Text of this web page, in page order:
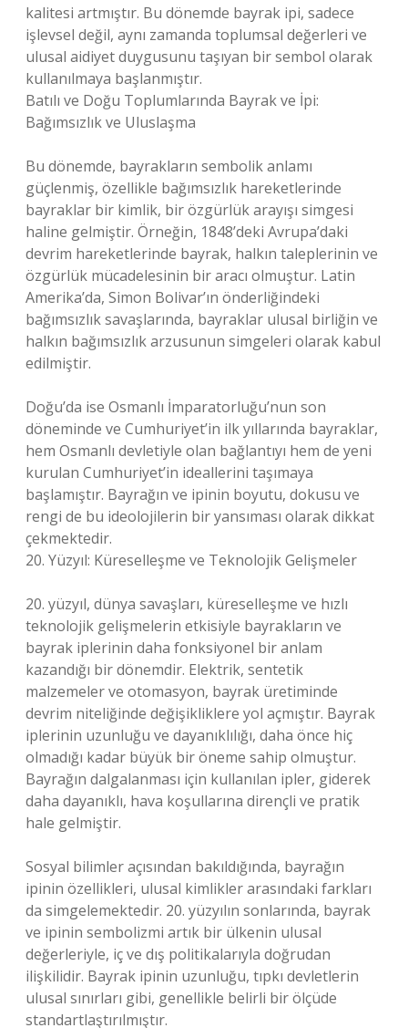
kalitesi artmıştır. Bu dönemde bayrak ipi, sadece
işlevsel değil, aynı zamanda toplumsal değerleri ve
ulusal aidiyet duygusunu taşıyan bir sembol olarak
kullanılmaya başlanmıştır.
Batılı ve Doğu Toplumlarında Bayrak ve İpi:
Bağımsızlık ve Uluslaşma
Bu dönemde, bayrakların sembolik anlamı
güçlenmiş, özellikle bağımsızlık hareketlerinde
bayraklar bir kimlik, bir özgürlük arayışı simgesi
haline gelmiştir. Örneğin, 1848’deki Avrupa’daki
devrim hareketlerinde bayrak, halkın taleplerinin ve
özgürlük mücadelesinin bir aracı olmuştur. Latin
Amerika’da, Simon Bolivar’ın önderliğindeki
bağımsızlık savaşlarında, bayraklar ulusal birliğin ve
halkın bağımsızlık arzusunun simgeleri olarak kabul
edilmiştir.
Doğu’da ise Osmanlı İmparatorluğu’nun son
döneminde ve Cumhuriyet’in ilk yıllarında bayraklar,
hem Osmanlı devletiyle olan bağlantıyı hem de yeni
kurulan Cumhuriyet’in ideallerini taşımaya
başlamıştır. Bayrağın ve ipinin boyutu, dokusu ve
rengi de bu ideolojilerin bir yansıması olarak dikkat
çekmektedir.
20. Yüzyıl: Küreselleşme ve Teknolojik Gelişmeler
20. yüzyıl, dünya savaşları, küreselleşme ve hızlı
teknolojik gelişmelerin etkisiyle bayrakların ve
bayrak iplerinin daha fonksiyonel bir anlam
kazandığı bir dönemdir. Elektrik, sentetik
malzemeler ve otomasyon, bayrak üretiminde
devrim niteliğinde değişikliklere yol açmıştır. Bayrak
iplerinin uzunluğu ve dayanıklılığı, daha önce hiç
olmadığı kadar büyük bir öneme sahip olmuştur.
Bayrağın dalgalanması için kullanılan ipler, giderek
daha dayanıklı, hava koşullarına dirençli ve pratik
hale gelmiştir.
Sosyal bilimler açısından bakıldığında, bayrağın
ipinin özellikleri, ulusal kimlikler arasındaki farkları
da simgelemektedir. 20. yüzyılın sonlarında, bayrak
ve ipinin sembolizmi artık bir ülkenin ulusal
değerleriyle, iç ve dış politikalarıyla doğrudan
ilişkilidir. Bayrak ipinin uzunluğu, tıpkı devletlerin
ulusal sınırları gibi, genellikle belirli bir ölçüde
standartlaştırılmıştır.